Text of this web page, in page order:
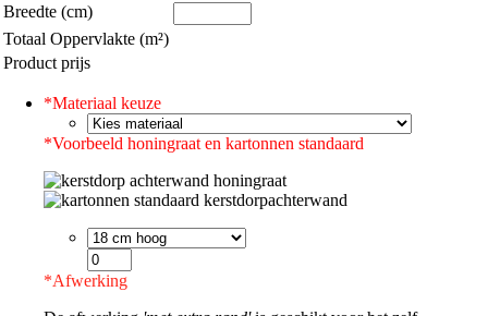
Breedte (cm)
Totaal Oppervlakte (m²)
Product prijs
*Materiaal keuze
*Voorbeeld honingraat en kartonnen standaard
*Afwerking